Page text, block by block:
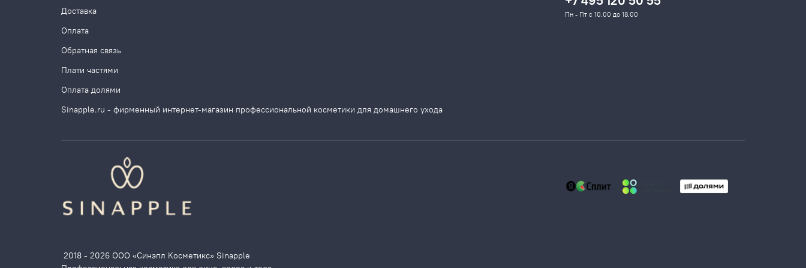
Доставка
Оплата
Обратная связь
Плати частями
Оплата долями
Sinapple.ru - фирменный интернет-магазин профессиональной косметики для домашнего ухода
Пн - Пт с 10.00 до 18.00
2018 - 2026 ООО «Синэпл Косметикс» Sinapple